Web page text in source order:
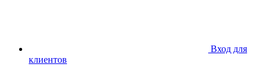
Вход для
клиентов